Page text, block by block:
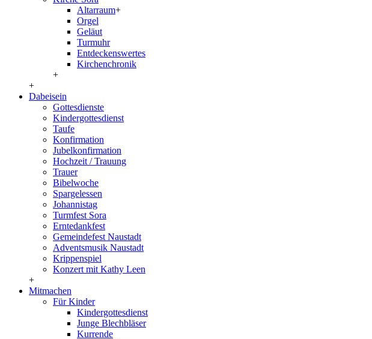
Altarraum+
Orgel
Geläut
Turmuhr
Entdeckenswertes
Kirchenchronik
+
+
Dabeisein
Gottesdienste
Kindergottesdienst
Taufe
Konfirmation
Jubelkonfirmation
Hochzeit / Trauung
Trauer
Bibelwoche
Spargelessen
Johannistag
Turmfest Sora
Erntedankfest
Gemeindefest Naustadt
Adventsmusik Naustadt
Krippenspiel
Konzert mit Kathy Leen
+
Mitmachen
Für Kinder
Kindergottesdienst
Junge Blechbläser
Kurrende